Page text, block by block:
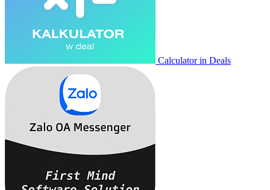
Calculator in Deals